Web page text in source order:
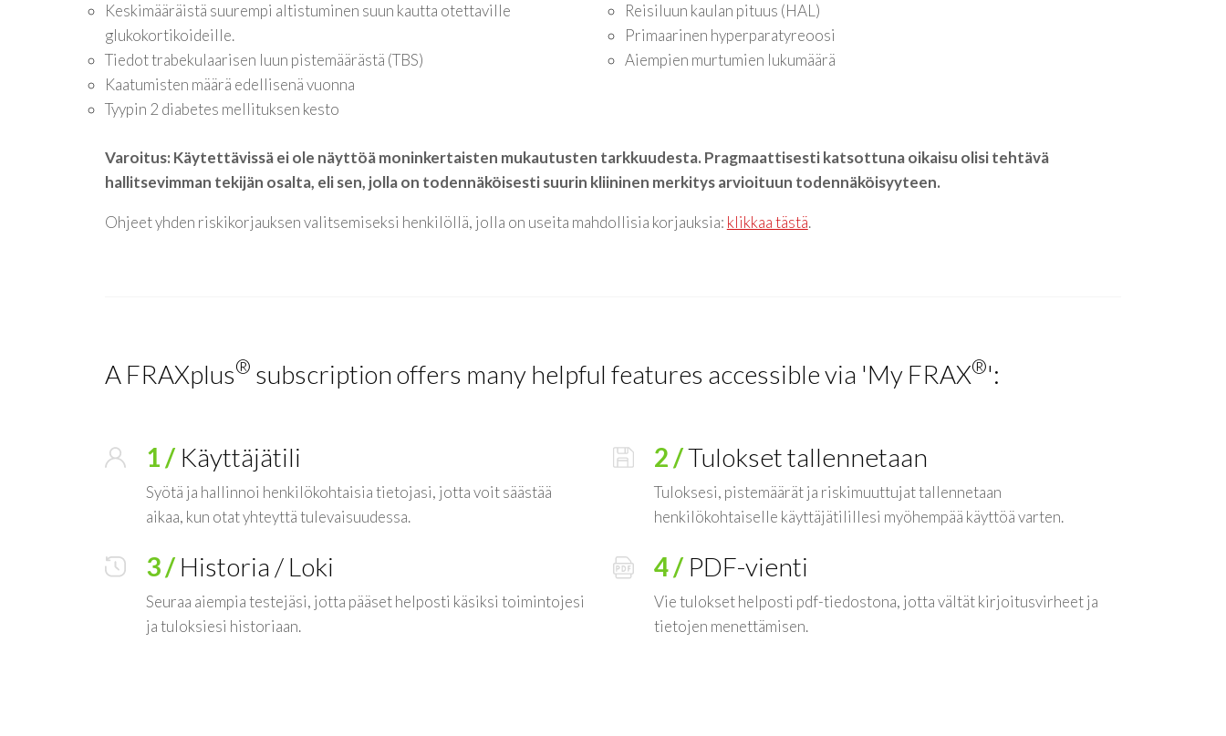
Keskimääräistä suurempi altistuminen suun kautta otettaville
glukokortikoideille.
Tiedot trabekulaarisen luun pistemäärästä (TBS)
Kaatumisten määrä edellisenä vuonna
Tyypin 2 diabetes mellituksen kesto
Reisiluun kaulan pituus (HAL)
Primaarinen hyperparatyreoosi
Aiempien murtumien lukumäärä
Varoitus: Käytettävissä ei ole näyttöä moninkertaisten mukautusten tarkkuudesta. Pragmaattisesti katsottuna oikaisu olisi tehtävä
hallitsevimman tekijän osalta, eli sen, jolla on todennäköisesti suurin kliininen merkitys arvioituun todennäköisyyteen.
Ohjeet yhden riskikorjauksen valitsemiseksi henkilöllä, jolla on useita mahdollisia korjauksia: klikkaa tästä.
A FRAXplus® subscription offers many helpful features accessible via 'My FRAX®':
1 / Käyttäjätili
Syötä ja hallinnoi henkilökohtaisia tietojasi, jotta voit säästää
aikaa, kun otat yhteyttä tulevaisuudessa.
2 /Tulokset tallennetaan
Tuloksesi, pistemäärät ja riskimuuttujat tallennetaan
henkilökohtaiselle käyttäjätilillesi myöhempää käyttöä varten.
3 / Historia / Loki
Seuraa aiempia testejäsi, jotta pääset helposti käsiksi toimintojesi
ja tuloksiesi historiaan.
4 / PDF-vienti
Vie tulokset helposti pdf-tiedostona, jotta vältät kirjoitusvirheet ja
tietojen menettämisen.